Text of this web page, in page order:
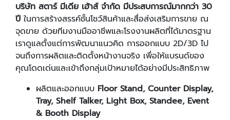
บริษัท สตาร์ มีเดีย เฮ้าส์ จำกัด มีประสบการณ์มากกว่า 30
ปี ในการสร้างสรรค์ชั้นโชว์สินค้าและสื่อส่งเสริมการขาย ณ
จุดขาย ด้วยทีมงานมืออาชีพและโรงงานผลิตที่ได้มาตรฐาน
เราดูแลตั้งแต่การพัฒนาแนวคิด การออกแบบ 2D/3D ไป
จนถึงการผลิตและติดตั้งหน้างานจริง เพื่อให้แบรนด์ของ
คุณโดดเด่นและเข้าถึงกลุ่มเป้าหมายได้อย่างมีประสิทธิภาพ
ผลิตและออกแบบ Floor Stand, Counter Display,
Tray, Shelf Talker, Light Box, Standee, Event
& Booth Display